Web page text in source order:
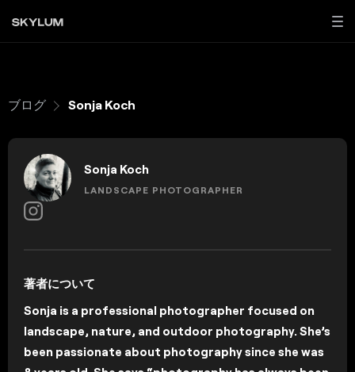
ブログ Sonja Koch
Sonja Koch
LANDSCAPE PHOTOGRAPHER
著者について
Sonja is a professional photographer focused on
landscape, nature, and outdoor photography. She’s
been passionate about photography since she was